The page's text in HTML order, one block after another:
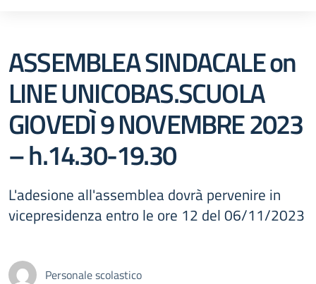
ASSEMBLEA SINDACALE on
LINE UNICOBAS.SCUOLA
GIOVEDÌ 9 NOVEMBRE 2023
– h.14.30-19.30
L'adesione all'assemblea dovrà pervenire in
vicepresidenza entro le ore 12 del 06/11/2023
Personale scolastico